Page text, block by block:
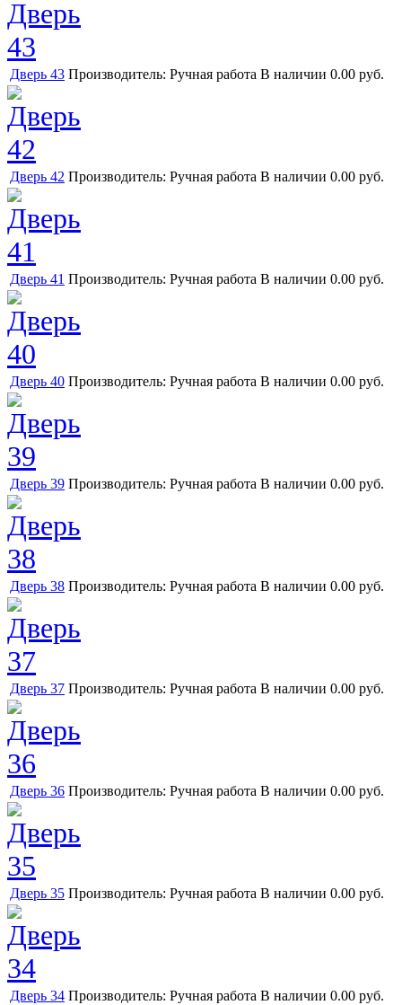
Дверь 43 Производитель: Ручная работа В наличии 0.00 руб.
Дверь 42 Производитель: Ручная работа В наличии 0.00 руб.
Дверь 41 Производитель: Ручная работа В наличии 0.00 руб.
Дверь 40 Производитель: Ручная работа В наличии 0.00 руб.
Дверь 39 Производитель: Ручная работа В наличии 0.00 руб.
Дверь 38 Производитель: Ручная работа В наличии 0.00 руб.
Дверь 37 Производитель: Ручная работа В наличии 0.00 руб.
Дверь 36 Производитель: Ручная работа В наличии 0.00 руб.
Дверь 35 Производитель: Ручная работа В наличии 0.00 руб.
Дверь 34 Производитель: Ручная работа В наличии 0.00 руб.